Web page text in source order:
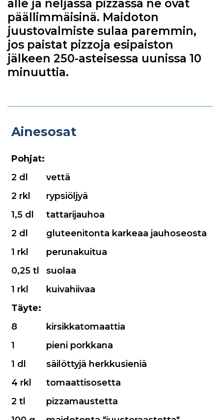
alle ja neljässä pizzassa ne ovat
päällimmäisinä. Maidoton
juustovalmiste sulaa paremmin,
jos paistat pizzoja esipaiston
jälkeen 250-asteisessa uunissa 10
minuuttia.
Ainesosat
Pohjat:
2 dl
vettä
2 rkl
rypsiöljyä
1,5 dl
tattarijauhoa
2 dl
gluteenitonta karkeaa jauhoseosta
1 rkl
perunakuitua
0,25 tl
suolaa
1 rkl
kuivahiivaa
Täyte:
8
kirsikkatomaattia
1
pieni porkkana
1 dl
säilöttyjä herkkusieniä
4 rkl
tomaattisosetta
2 tl
pizzamaustetta